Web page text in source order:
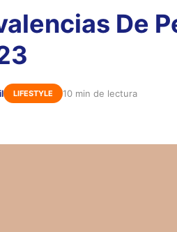
De
LIFESTYLE 10 min de lectura